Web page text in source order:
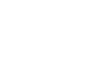
Parciales:
Árbitros:
Pabellón: